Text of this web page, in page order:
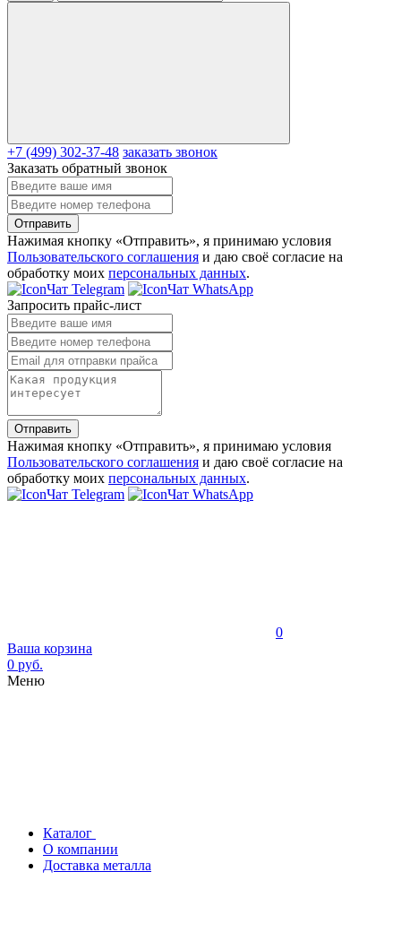
+7 (499) 302-37-48 заказать звонок
Заказать обратный звонок
Отправить
Нажимая кнопку «Отправить», я принимаю условия
Пользовательского соглашения и даю своё согласие на
обработку моих персональных данных.
Чат Telegram
Чат WhatsApp
Запросить прайс-лист
Отправить
Нажимая кнопку «Отправить», я принимаю условия
Пользовательского соглашения и даю своё согласие на
обработку моих персональных данных.
Чат Telegram
Чат WhatsApp
0
Ваша корзина
0 руб.
Меню
Каталог
О компании
Доставка металла